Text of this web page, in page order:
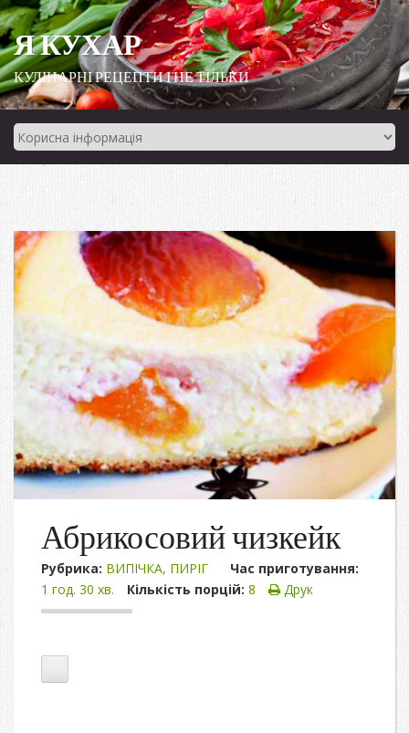
Я КУХАР
КУЛІНАРНІ РЕЦЕПТИ І НЕ ТІЛЬКИ
Абрикосовий чизкейк
Рубрика: ВИПІЧКА, ПИРІГ
Час приготування:
1 год. 30 хв.
Кількість порцій: 8 Друк